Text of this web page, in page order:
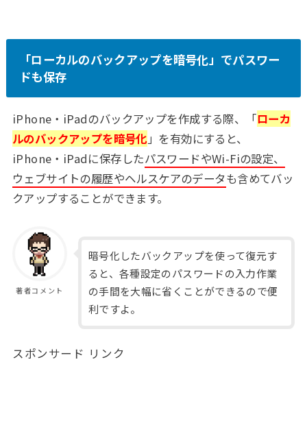
「ローカルのバックアップを暗号化」でパスワー
ドも保存
iPhone・iPadのバックアップを作成する際、「ローカ
ルのバックアップを暗号化」を有効にすると、
iPhone・iPadに保存したパスワードやWi-Fiの設定、
ウェブサイトの履歴やヘルスケアのデータも含めてバッ
クアップすることができます。
著者コメント
暗号化したバックアップを使って復元す
ると、各種設定のパスワードの入力作業
の手間を大幅に省くことができるので便
利ですよ。
スポンサード リンク